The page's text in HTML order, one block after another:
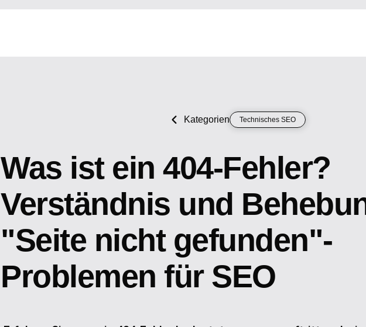
Kategorien Technisches SEO
Was ist ein 404-Fehler?
Verständnis und
"Seite nicht gefunden"-
Problemen für SEO